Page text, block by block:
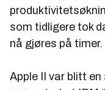
som tidligere tok
nå gjøres på timer.
Apple II var blitt